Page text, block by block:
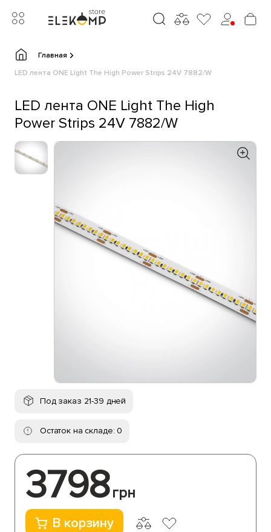
Главная
LED лента ONE Light The High Power Strips 24V 7882/W
LED лента ONE Light The High
Power Strips 24V 7882/W
Под заказ 21-39 дней
Остаток на складе: 0
3798грн
В корзину